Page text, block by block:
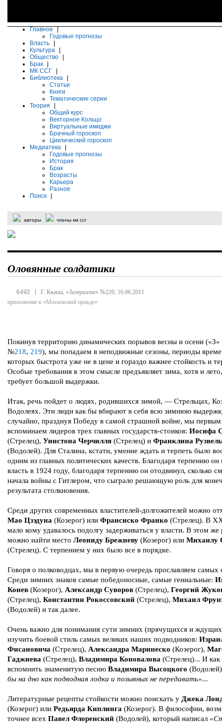
Главное
Годовые прогнозы
Власть
Культура
Общество
Брак
МК ССГ
Библиотека
Статьи
Книги
Тематические серии
Теория
Общий курс
Векторное Кольцо
Виртуальные имиджи
Брачный гороскоп
Циклический гороскоп
Медиатека
Годовые прогнозы
История
Брак
Возрасты
Карьера
Разное
Поиск
авторы члены мк ссг
Оловянные солдатики
6492
Г. Кваша, «Зазеркалье» №220, 16.06.2011
приложение к «Московской правде»
Покинув территорию динамических порывов весны и осени
№218, 219), мы попадаем в неподвижные сезоны, периоды
которых быстрота уже не в цене и гораздо важнее стойкость и
Особые требования в этом смысле предъявляет зима, хотя и
требует большой выдержки.
Итак, речь пойдет о людях, родившихся зимой, — Стрельцах,
Водолеях. Эти люди как бы вбирают в себя всю зимнюю
случайно, празднуя Победу в самой страшной войне, мы
вспоминаем лидеров трех главных государств-стоиков: Иосифа
(Стрелец), Уинстона Черчилля (Стрелец) и Франклина
(Водолей). Для Сталина, кстати, умение ждать и терпеть было
одним из главных политических качеств. Благодаря терпению он
власть в 1924 году, благодаря терпению он отодвинул, сколько
начала войны с Гитлером, что сыграло решающую роль для
результата столкновения.
Среди других современных властителей-долгожителей можно
Мао Цзэдуна (Козерог) или Франсиско Франко (Стрелец). В
мало кому удавалось подолгу задерживаться у власти. В этом же
можно найти место Леониду Брежневу (Козерог) или Михаилу
(Стрелец). С терпением у них было все в порядке.
Говоря о полководцах, мы в первую очередь прославляем самых
Среди зимних знаков самые победоносные, самые гениальные:
Конев (Козерог), Александр Суворов (Стрелец), Георгий
(Стрелец), Константин Рокоссовский (Стрелец), Михаил
(Водолей) и так далее.
Очень важно для понимания сути зимних (прячущихся и
изучить боевой стиль самых великих наших подводников:
Фисановича (Стрелец), Александра Маринеско (Козерог),
Гаджиева (Стрелец), Владимира Коновалова (Стрелец)... И как
вспомнить знаменитую песню Владимира Высоцкого
бы на дно как подводная лодка и позывных не передавать»...
Литературные рецепты стойкости можно поискать у Джека
(Козерог) или Редьярда Киплинга (Козерог). В философии,
точнее всех Павел Флоренский (Водолей), который написал